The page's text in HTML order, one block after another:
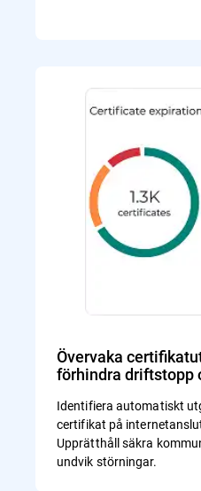
Övervaka
förhindra driftstopp
Identifiera automatiskt
certifikat på
Upprätthåll säkra
undvik störningar.